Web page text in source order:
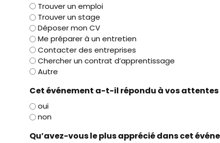
Trouver un emploi
Trouver un stage
Déposer mon CV
Me préparer à un entretien
Contacter des entreprises
Chercher un contrat d’apprentissage
Autre
Cet événement a-t-il répondu à vos attentes
oui
non
Qu’avez-vous le plus apprécié dans cet